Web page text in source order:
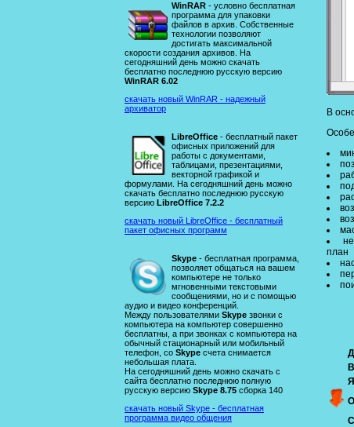
WinRAR - условно бесплатная
программа для упаковки
файлов в архив. Собственные
технологии позволяют
достигать максимальной
скорости создания архивов. На
сегодняшний день можно скачать
бесплатно последнюю русскую версию
WinRAR 6.02
скачать новый WinRAR - надежный
архиватор
LibreOffice - бесплатный пакет
офисных приложений для
работы с документами,
таблицами, презентациями,
векторной графикой и
формулами. На сегодняшний день можно
скачать бесплатно последнюю русскую
версию LibreOffice 7.2.2
скачать новый LibreOffice - бесплатный
пакет офисных программ
Skype - бесплатная программа,
позволяет общаться на вашем
компьютере не только
мгновенными текстовыми
сообщениями, но и с помощью
аудио и видео конференций.
Между пользователями Skype звонки с
компьютера на компьютер совершенно
бесплатны, а при звонках с компьютера на
обычный стационарный или мобильный
телефон, со Skype счета снимается
небольшая плата.
На сегодняшний день можно скачать с
сайта бесплатно последнюю полную
русскую версию Skype 8.75 сборка 140
скачать новый Skype - бесплатная
программа видео общения
В
план